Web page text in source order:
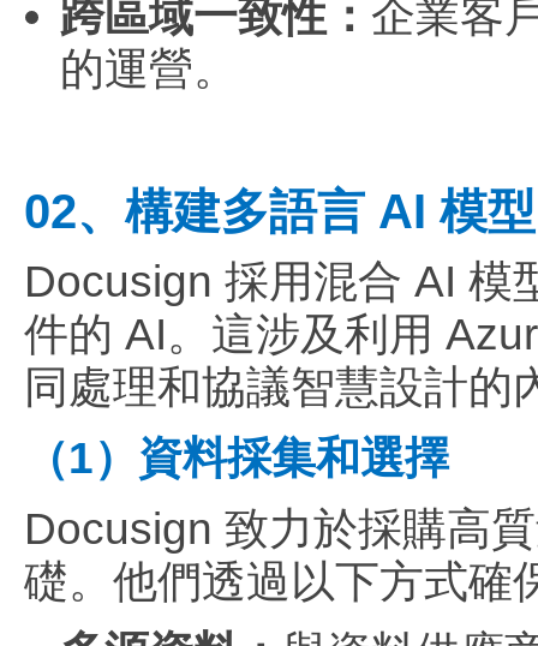
跨區域一致性： 企業客
的運營。
02、構建多語言 AI 模型
Docusign 採用混合 AI 模
件的 AI。這涉及利用
同處理和協議智慧設計的
（1）資料採集和選擇
Docusign 致力於採購高
礎。他們透過以下方式確